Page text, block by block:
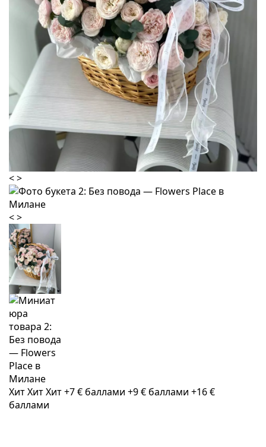
<>
<>
ХитХитХит+7 € баллами +9 € баллами +16 €
баллами